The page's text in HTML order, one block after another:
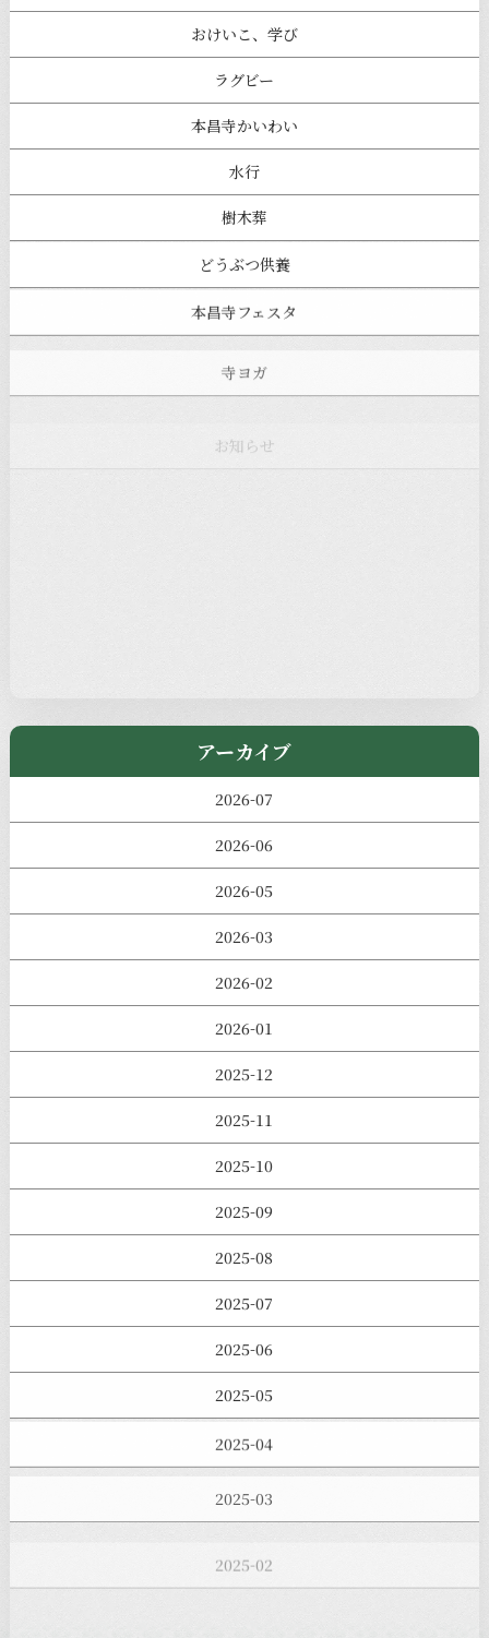
おけいこ、学び
ラグビー
本昌寺かいわい
水行
樹木葬
どうぶつ供養
本昌寺フェスタ
お知らせ
注目の記事
アーカイブ
2026-07
2026-06
2026-05
2026-03
2026-02
2026-01
2025-12
2025-11
2025-10
2025-09
2025-08
2025-07
2025-06
2025-05
2025-04
2025-01